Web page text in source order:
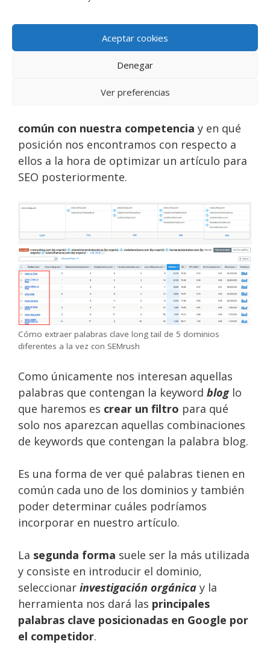
Aceptar cookies
Denegar
Ver preferencias
clave en común con cada uno de los
dominios analizados.
Es una forma muy fácil y sencilla de poder
común con nuestra competencia y en qué
posición nos encontramos con respecto a
ellos a la hora de optimizar un artículo para
SEO posteriormente.
Cómo extraer palabras clave long tail de 5 dominios
diferentes a la vez con SEMrush
Como únicamente nos interesan aquellas
palabras que contengan la keyword bloglo
que haremos es crear un filtro para qué
solo nos aparezcan aquellas combinaciones
de keywords que contengan la palabra blog.
Es una forma de ver qué palabras tienen en
común cada uno de los dominios y también
poder determinar cuáles podríamos
incorporar en nuestro artículo.
La segunda forma suele ser la más utilizada
y consiste en introducir el dominio,
seleccionar investigación orgánica y la
herramienta nos dará las principales
palabras clave posicionadas en Google por
el competidor.